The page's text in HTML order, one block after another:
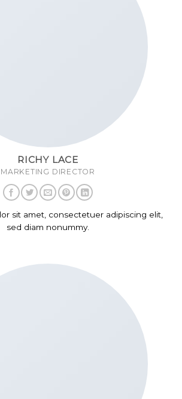
RICHY LACE
MARKETING DIRECTOR
sit amet, consectetuer adipiscing elit,
sed diam nonummy.